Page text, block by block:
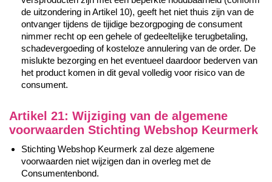
de uitzondering in Artikel 10), geeft het niet thuis zijn van de
ontvanger tijdens de tijidige bezorgpoging de consument
nimmer recht op een gehele of gedeeltelijke terugbetaling,
schadevergoeding of kosteloze annulering van de order. De
mislukte bezorging en het eventueel daardoor bederven van
het product komen in dit geval volledig voor risico van de
consument.
Artikel 21: Wijziging van de algemene
voorwaarden Stichting Webshop Keurmerk
Stichting Webshop Keurmerk zal deze algemene
voorwaarden niet wijzigen dan in overleg met de
Consumentenbond.